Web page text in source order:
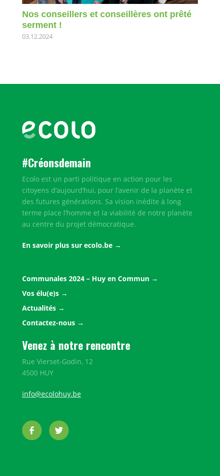
Nos conseillers et conseillères ont prêté
serment !
03.12.2024
#Créonsdemain
Ecolo est un parti politique en action pour les
citoyens d’aujourd’hui, pour l’avenir de la planète et
des futures générations. Sa vision inédite à long
terme place l’homme et la viabilité de notre planète
au centre du projet démocratique.
En savoir plus sur ecolo.be
Communales 2024 – Huy en Commun
Vos élu(e)s
Actualités
Contactez-nous
Venez à notre rencontre
Rue Vierset-Godin, 12
4500 HUY
info@ecolohuy.be
FacebookTwitter